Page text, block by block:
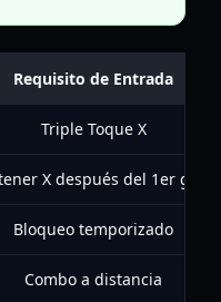
Requisito de Entrada
Triple Toque X
X después del 1er golpe
Bloqueo temporizado
Combo a distancia